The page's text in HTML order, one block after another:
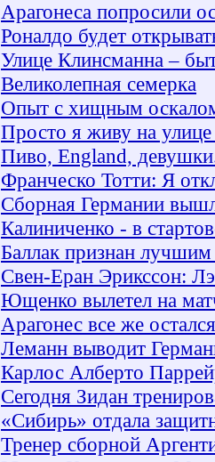
Арагонеса попросили
Роналдо будет
Улице Клинсманна –
Великолепная семерка
Опыт с хищным
Просто я живу на
Пиво, England,
Франческо Тотти: Я
Сборная Германии
Калиниченко - в
Баллак признан
Свен-Еран Эрикссон:
Ющенко вылетел на
Арагонес все же остался
Леманн выводит
Карлос Алберто
Сегодня Зидан
«Сибирь» отдала
Тренер сборной